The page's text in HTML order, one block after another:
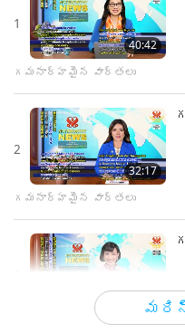
1
40:42
గమనార్హమైన వార్తలు
2
32:17
గమనార్హమైన వార్తలు
33:29
గమనార్హమైన వార్తలు